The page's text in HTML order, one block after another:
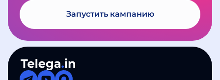
Запустить кампанию